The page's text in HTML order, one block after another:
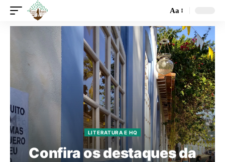
Aa
LITERATURA E HQ
Confira os destaques da